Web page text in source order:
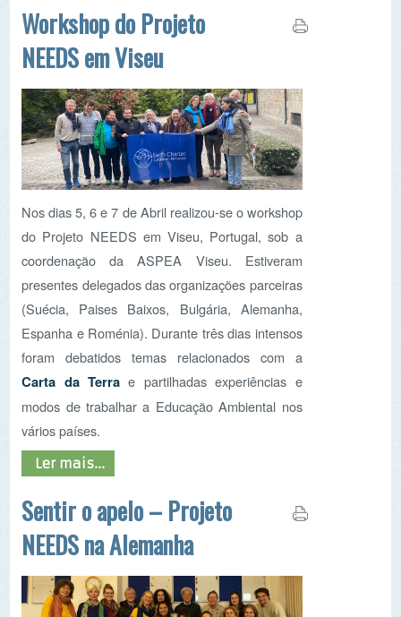
Nos dias 5, 6 e 7 de Abril realizou-se o workshop
do Projeto NEEDS em Viseu, Portugal, sob a
coordenação da ASPEA Viseu. Estiveram
presentes delegados das organizações parceiras
(Suécia, Paises Baixos, Bulgária, Alemanha,
Espanha e Roménia). Durante três dias intensos
foram debatidos temas relacionados com a
Carta da Terrae partilhadas experiências e
vários países.
Sentir o apelo – Projeto
NEEDS na Alemanha
retida no pensamento, como uma semente que
irá germinar, brotar e começar a crescer. Com
participantes de sete países europeus, Portugal,
Espanha, Holanda, Bulgária, Roménia, Suécia e
Alemanha, aconteceu um encontro de três dias,